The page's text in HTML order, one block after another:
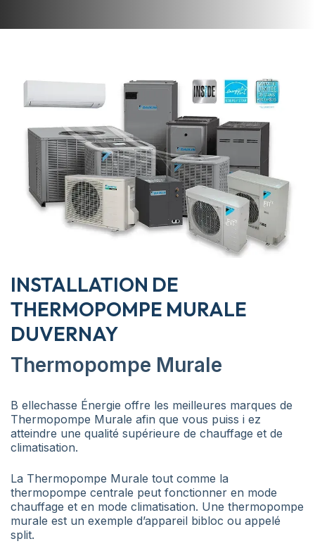
INSTALLATION DE
THERMOPOMPE MURALE
DUVERNAY
Thermopompe Murale
B ellechasse Énergie offre les meilleures marques de
Thermopompe Murale afin que vous puiss i ez
atteindre une qualité supérieure de chauffage et de
climatisation.
La Thermopompe Murale tout comme la
thermopompe centrale peut fonctionner en mode
chauffage et en mode climatisation. Une thermopompe
murale est un exemple d’appareil bibloc ou appelé
split.